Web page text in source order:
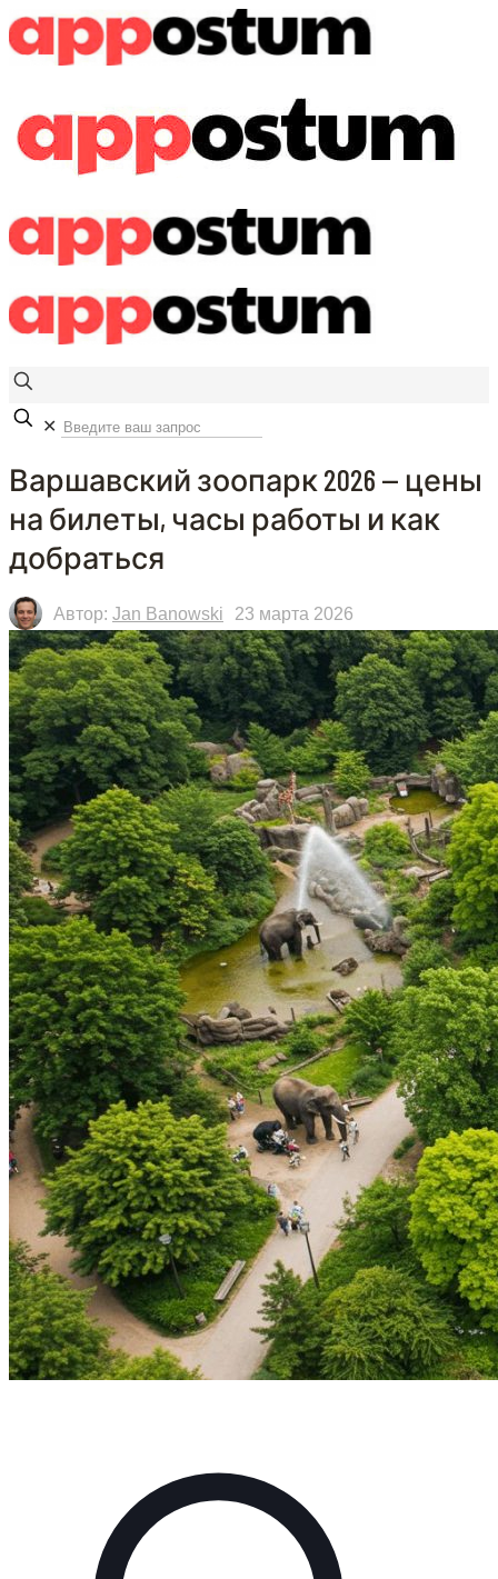
✕
Варшавский зоопарк 2026 — цены
на билеты, часы работы и как
добраться
Автор: Jan Banowski 23 марта 2026